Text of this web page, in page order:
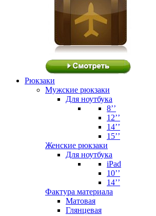
Рюкзаки
Мужские рюкзаки
Для ноутбука
8’’
12’’
14’’
15’’
Женские рюкзаки
Для ноутбука
iPad
10’’
14’’
Фактура материала
Матовая
Глянцевая